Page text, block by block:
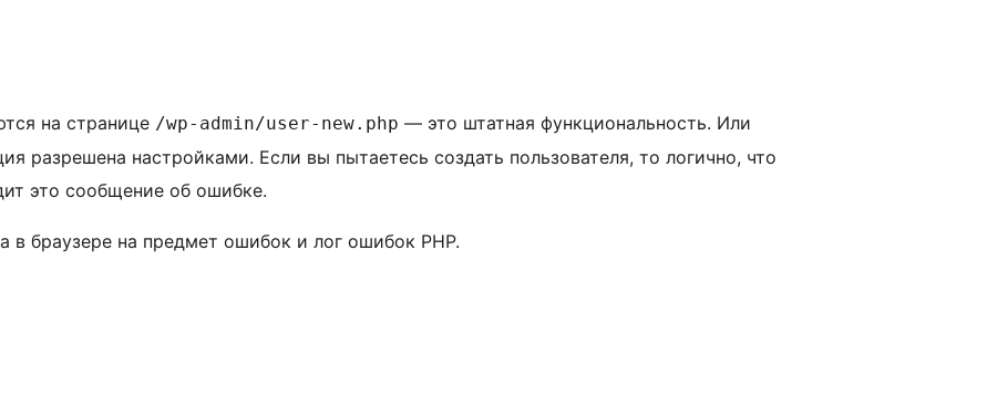
на странице /wp-admin/user-new.php — это штатная функциональность. Или
разрешена настройками. Если вы пытаетесь создать пользователя, то логично, что
это сообщение об ошибке.
в браузере на предмет ошибок и лог ошибок PHP.